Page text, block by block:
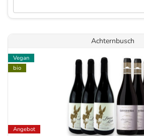
Achternbusch
Vegan
bio
Angebot